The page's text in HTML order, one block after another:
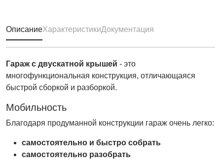
ОписаниеХарактеристикиДокументация
Гараж с двускатной крышей - это
многофункциональная конструкция, отличающаяся
быстрой сборкой и разборкой.
Мобильность
Благодаря продуманной конструкции гараж очень легко:
самостоятельно и быстро собрать
самостоятельно разобрать